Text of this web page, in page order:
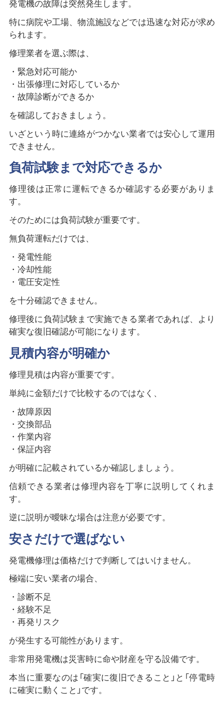
発電機の故障は突然発生します。
特に病院や工場、物流施設などでは迅速な対応が求め
られます。
修理業者を選ぶ際は、
・緊急対応可能か
・出張修理に対応しているか
・故障診断ができるか
を確認しておきましょう。
いざという時に連絡がつかない業者では安心して運用
できません。
負荷試験まで対応できるか
修理後は正常に運転できるか確認する必要がありま
す。
そのためには負荷試験が重要です。
無負荷運転だけでは、
・発電性能
・冷却性能
・電圧安定性
を十分確認できません。
修理後に負荷試験まで実施できる業者であれば、より
確実な復旧確認が可能になります。
見積内容が明確か
修理見積は内容が重要です。
単純に金額だけで比較するのではなく、
・故障原因
・交換部品
・作業内容
・保証内容
が明確に記載されているか確認しましょう。
信頼できる業者は修理内容を丁寧に説明してくれま
す。
逆に説明が曖昧な場合は注意が必要です。
安さだけで選ばない
発電機修理は価格だけで判断してはいけません。
極端に安い業者の場合、
・診断不足
・経験不足
・再発リスク
が発生する可能性があります。
非常用発電機は災害時に命や財産を守る設備です。
本当に重要なのは「確実に復旧できること」と「停電時
に確実に動くこと」です。